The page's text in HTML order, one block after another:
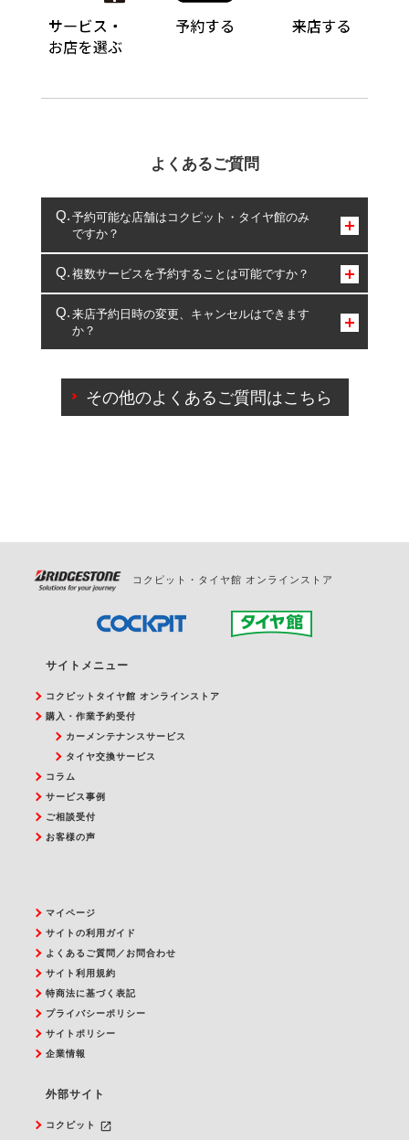
よくあるご質問
予約可能な店舗はコクピット・タイヤ館のみ
ですか？
コクピット・タイヤ館のみとなります。
複数サービスを予約することは可能ですか？
複数サービスのご予約は可能です。
一部の商品・サービスの組み合わせに限り、同時にご予約が
出来ないものもございます。
来店予約日時の変更、キャンセルはできます
か？
ご来店予約日の3営業日前を過ぎている場合のご予約
の日時変更につきましては、直接ご予約の店舗まで
その他のよくあるご質問はこちら
コクピット・タイヤ館 オンラインストア
サイトメニュー
コクピットタイヤ館 オンラインストア
購入・作業予約受付
カーメンテナンスサービス
タイヤ交換サービス
コラム
サービス事例
ご相談受付
お客様の声
マイページ
サイトの利用ガイド
よくあるご質問／お問合わせ
サイト利用規約
特商法に基づく表記
プライバシーポリシー
サイトポリシー
企業情報
外部サイト
コクピット
launch